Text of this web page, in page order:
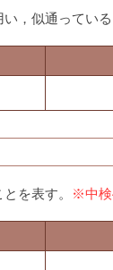
い，似通っている
を表す。 ※中検